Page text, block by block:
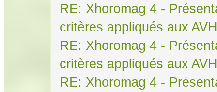
RE: Xhoromag 4 -
critères appliqués aux AVH
RE: Xhoromag 4 -
critères appliqués aux AVH
RE: Xhoromag 4 -